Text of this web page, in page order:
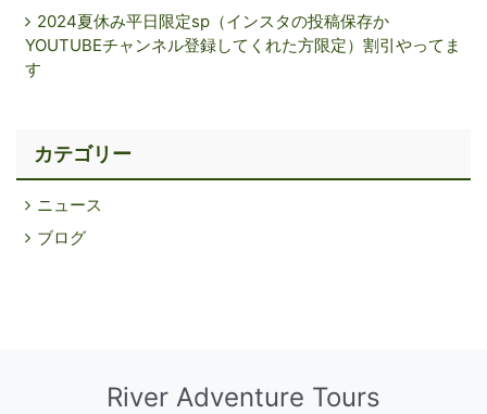
2024夏休み平日限定sp（インスタの投稿保存か
YOUTUBEチャンネル登録してくれた方限定）割引やってま
す
カテゴリー
ニュース
ブログ
River Adventure Tours